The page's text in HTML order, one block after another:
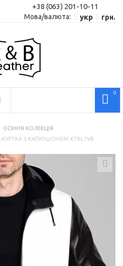
+38 (063) 201-10-11
Мова/валюта: укр грн.
0
ОСІННЯ КОЛЕКЦІЯ
КУРТКА З КАПЮШОНОМ KTRL1VB